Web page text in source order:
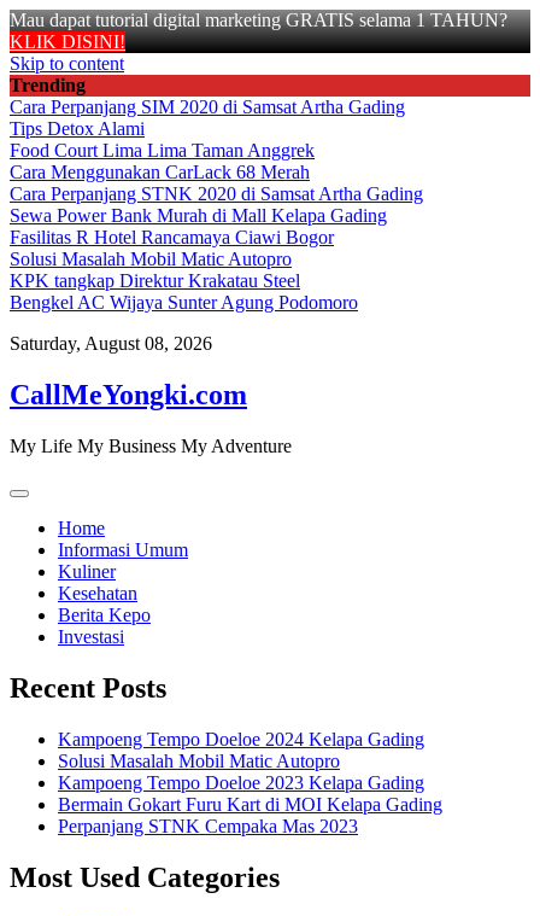
Mau dapat tutorial digital marketing GRATIS selama 1 TAHUN?
KLIK DISINI!
Skip to content
Trending
Cara Perpanjang SIM 2020 di Samsat Artha Gading
Tips Detox Alami
Food Court Lima Lima Taman Anggrek
Cara Menggunakan CarLack 68 Merah
Cara Perpanjang STNK 2020 di Samsat Artha Gading
Sewa Power Bank Murah di Mall Kelapa Gading
Fasilitas R Hotel Rancamaya Ciawi Bogor
Solusi Masalah Mobil Matic Autopro
KPK tangkap Direktur Krakatau Steel
Bengkel AC Wijaya Sunter Agung Podomoro
Saturday, August 08, 2026
CallMeYongki.com
My Life My Business My Adventure
Home
Informasi Umum
Kuliner
Kesehatan
Berita Kepo
Investasi
Recent Posts
Kampoeng Tempo Doeloe 2024 Kelapa Gading
Solusi Masalah Mobil Matic Autopro
Kampoeng Tempo Doeloe 2023 Kelapa Gading
Bermain Gokart Furu Kart di MOI Kelapa Gading
Perpanjang STNK Cempaka Mas 2023
Most Used Categories